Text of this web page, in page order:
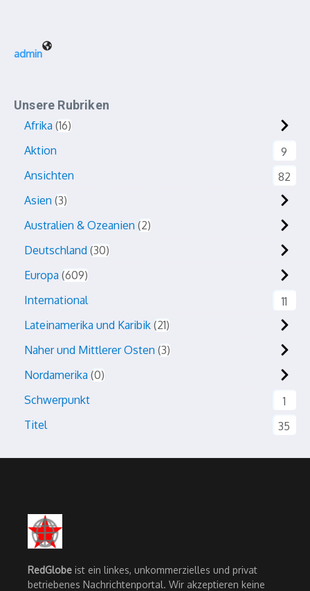
admin
Unsere Rubriken
Afrika 16
Aktion
9
Ansichten
82
Asien 3
Australien & Ozeanien 2
Deutschland 30
Europa 609
International
11
Lateinamerika und Karibik 21
Naher und Mittlerer Osten 3
Nordamerika 0
Schwerpunkt
1
Titel
35
RedGlobe ist ein linkes, unkommerzielles und privat
betriebenes Nachrichtenportal. Wir akzeptieren keine